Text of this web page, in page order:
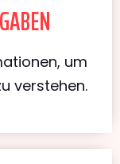
um
verstehen.